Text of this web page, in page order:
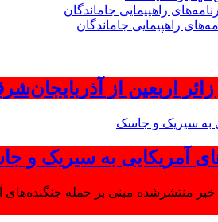
راهپیمایی جاماندگان
آمریکایی به سیریک و
خبر منتشرشده مبنی بر حمله